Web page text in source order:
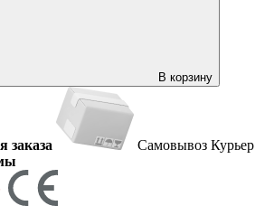
В корзину
заказа Самовывоз Курьер